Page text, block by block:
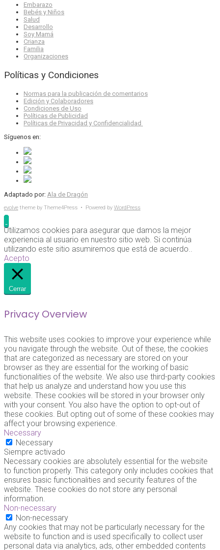
Embarazo
Bebés y Niños
Salud
Desarrollo
Soy Mamá
Crianza
Familia
Organizaciones
Políticas y Condiciones
Normas para la publicación de comentarios
Edición y Colaboradores
Condiciones de Uso
Políticas de Publicidad
Políticas de Privacidad y Confidencialidad
Síguenos en:
Adaptado por: Ala de Dragón
evolve theme by Theme4Press • Powered by WordPress
Utilizamos cookies para asegurar que damos la mejor
experiencia al usuario en nuestro sitio web. Si continúa
utilizando este sitio asumiremos que está de acuerdo..
Acepto
Cerrar
Privacy Overview
This website uses cookies to improve your experience while
you navigate through the website. Out of these, the cookies
that are categorized as necessary are stored on your
browser as they are essential for the working of basic
functionalities of the website. We also use third-party cookies
that help us analyze and understand how you use this
website. These cookies will be stored in your browser only
with your consent. You also have the option to opt-out of
these cookies. But opting out of some of these cookies may
affect your browsing experience.
Necessary
Necessary
Siempre activado
Necessary cookies are absolutely essential for the website
to function properly. This category only includes cookies that
ensures basic functionalities and security features of the
website. These cookies do not store any personal
information.
Non-necessary
Non-necessary
Any cookies that may not be particularly necessary for the
website to function and is used specifically to collect user
personal data via analytics, ads, other embedded contents